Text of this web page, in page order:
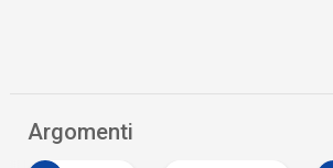
Argomenti